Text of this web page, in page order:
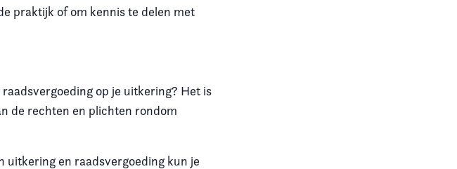
praktijk of om kennis te delen met
op je uitkering? Het is
de rechten en plichten rondom
uitkering en raadsvergoeding kun je